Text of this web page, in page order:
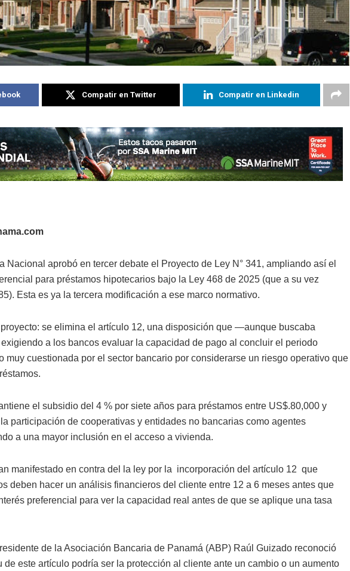
Compatir en Twitter Compatir en Linkedin
Nacional aprobó en tercer debate el Proyecto de Ley N° 341, ampliando así el
para préstamos hipotecarios bajo la Ley 468 de 2025 (que a su vez
Esta es ya la tercera modificación a ese marco normativo.
se elimina el artículo 12, una disposición que —aunque buscaba
a los bancos evaluar la capacidad de pago al concluir el periodo
cuestionada por el sector bancario por considerarse un riesgo operativo que
el subsidio del 4 % por siete años para préstamos entre US$.80,000 y
participación de cooperativas y entidades no bancarias como agentes
a una mayor inclusión en el acceso a vivienda.
manifestado en contra del la ley por la incorporación del artículo 12 que
deben hacer un análisis financieros del cliente entre 12 a 6 meses antes que
preferencial para ver la capacidad real antes de que se aplique una tasa
de la Asociación Bancaria de Panamá (ABP) Raúl Guizado reconoció
de este artículo podría ser la protección al cliente ante un cambio o un aumento